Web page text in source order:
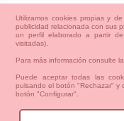
política
Utilizamos cookies propias y
publicidad relacionada con sus
un perfil elaborado a partir
visitadas).
Para más información consulte
Puede aceptar todas las
pulsando el botón "Rechazar" y
botón "Configurar".